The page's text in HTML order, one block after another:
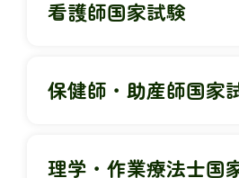
看護師国家試験
保健師・助産師国家
理学・作業療法士国